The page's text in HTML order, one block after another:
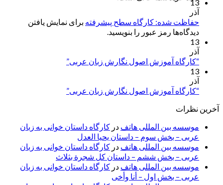
13
آذر
حفاظت شده: کارگاه سطح پیشرفته برای نمایش یافتن
دیدگاه‌ها رمز عبور را بنویسید.
13
آذر
“کارگاه آموزش اصول نگارش زبان عربی”
13
آذر
“کارگاه آموزش اصول نگارش زبان عربی”
آخرین نظرات
موسسه بین المللی هاتف در کارگاه داستان خوانی به زبان
عربی – بخش سوم – داستان یحیا العدل
موسسه بین المللی هاتف در کارگاه داستان خوانی به زبان
عربی – بخش ششم – داستان کل شجرة بثلاث
موسسه بین المللی هاتف در کارگاه داستان خوانی به زبان
عربی – بخش اول – أنا وأخی